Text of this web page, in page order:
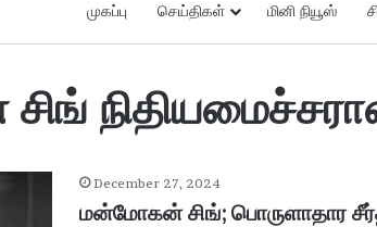
முகப்பு செய்திகள் மினி நியூஸ்
December 27, 2024
மன்மோகன் சிங்; பொருளாதார